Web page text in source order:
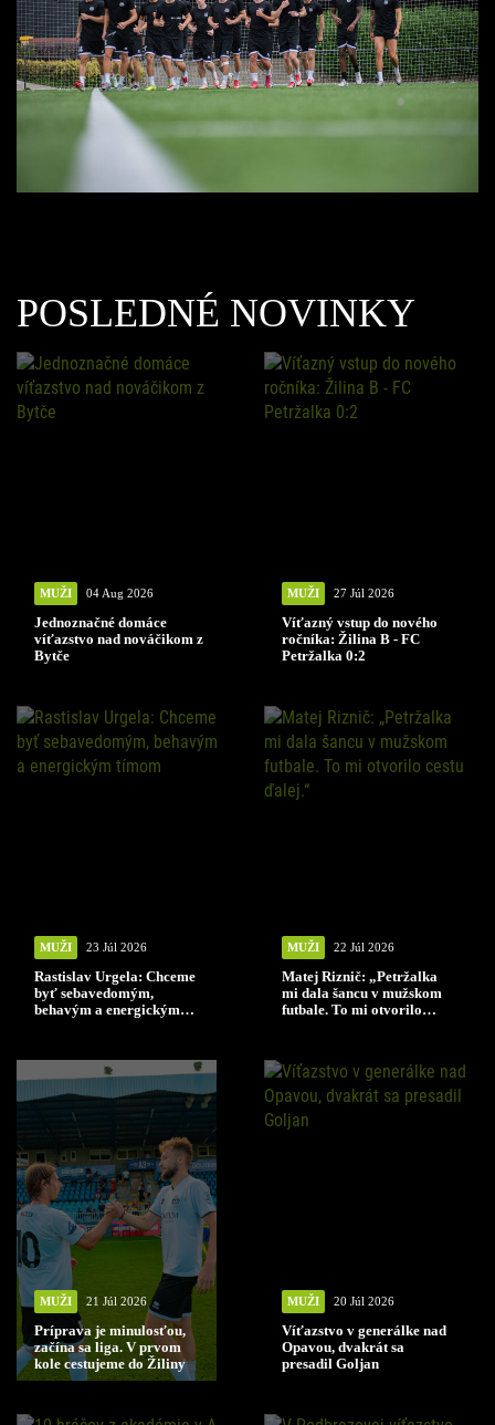
POSLEDNÉ NOVINKY
MUŽI 04 Aug 2026
Jednoznačné domáce
víťazstvo nad nováčikom z
Bytče
MUŽI 27 Júl 2026
Víťazný vstup do nového
ročníka: Žilina B - FC
Petržalka 0:2
MUŽI 23 Júl 2026
Rastislav Urgela: Chceme
byť sebavedomým,
behavým a energickým
MUŽI 22 Júl 2026
Matej Riznič: „Petržalka
mi dala šancu v mužskom
futbale. To mi otvorilo
MUŽI 21 Júl 2026
Príprava je minulosťou,
začína sa liga. V prvom
kole cestujeme do Žiliny
MUŽI 20 Júl 2026
Víťazstvo v generálke nad
Opavou, dvakrát sa
presadil Goljan